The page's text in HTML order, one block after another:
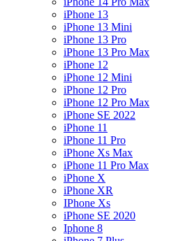
iPhone 13
iPhone 13 Mini
iPhone 13 Pro
iPhone 13 Pro Max
iPhone 12
iPhone 12 Mini
iPhone 12 Pro
iPhone 12 Pro Max
iPhone SE 2022
iPhone 11
iPhone 11 Pro
iPhone Xs Max
iPhone 11 Pro Max
iPhone X
iPhone XR
IPhone Xs
iPhone SE 2020
Iphone 8